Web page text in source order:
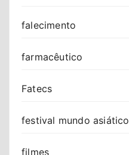
falecimento
farmacêutico
Fatecs
festival mundo asiático
filmes